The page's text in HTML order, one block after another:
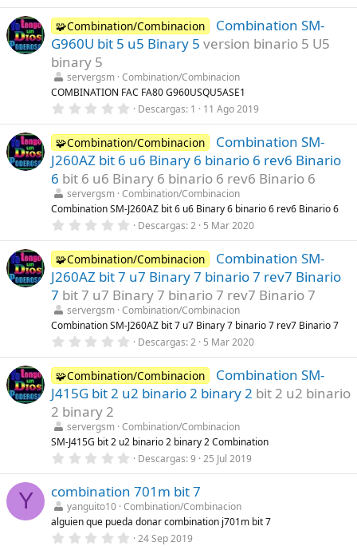
0
0
e
s
e
l
a
(
s
)
🧩Combination/Combinacion
Combination SM-
G960U bit 5 u5 Binary 5 version binario 5 U5
binary 5
servergsm Combination/Combinacion
COMBINATION FAC FA80 G960USQU5ASE1
0
0
0
e
s
t
r
e
l
a
(
s
)
Descargas 1 11 Ago 2019
🧩Combination/Combinacion
Combination SM-
J260AZ bit 6 u6 Binary 6 binario 6 rev6 Binario
6 bit 6 u6 Binary 6 binario 6 rev6 Binario 6
servergsm Combination/Combinacion
Combination SM-J260AZ bit 6 u6 Binary 6 binario 6 rev6 Binario 6
0
0
0
e
s
t
r
e
l
a
(
s
)
Descargas 2 5 Mar 2020
🧩Combination/Combinacion
Combination SM-
J260AZ bit 7 u7 Binary 7 binario 7 rev7 Binario
7 bit 7 u7 Binary 7 binario 7 rev7 Binario 7
servergsm Combination/Combinacion
Combination SM-J260AZ bit 7 u7 Binary 7 binario 7 rev7 Binario 7
0
0
0
e
s
e
l
a
(
s
)
Descargas 2 5 Mar 2020
🧩Combination/Combinacion
Combination SM-
J415G bit 2 u2 binario 2 binary 2 bit 2 u2 binario
2 binary 2
servergsm Combination/Combinacion
SM-J415G bit 2 u2 binario 2 binary 2 Combination
0
0
0
e
s
t
r
Descargas 9 25 Jul 2019
Y combination 701m bit 7
yanguito10 Combination/Combinacion
alguien que pueda donar combination j701m bit 7
024 Sep 2019